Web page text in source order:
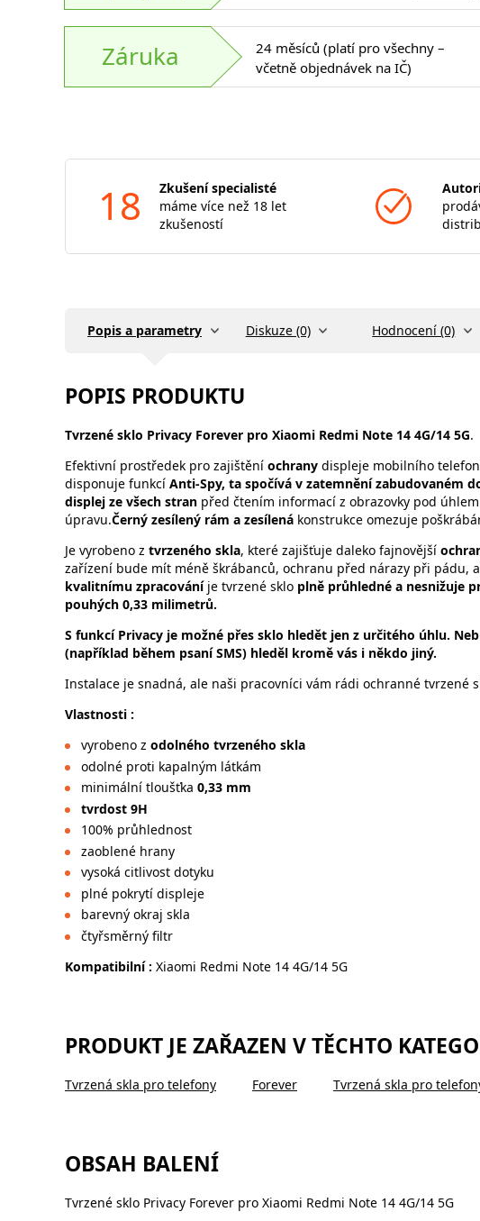
Záruka
24 měsíců (platí pro všechny –
včetně objednávek na IČ)
18
Zkušení specialisté
máme více než 18 let
zkušeností
Popis a parametry Diskuze (0) Hodnocení (0)
POPIS PRODUKTU
Tvrzené sklo Privacy Forever pro Xiaomi Redmi Note 14 4G/14 5G.
Efektivní prostředek pro zajištění ochrany displeje mobilního
disponuje funkcí Anti-Spy, ta spočívá v zatemnění zabudovaném
displej ze všech stran před čtením informací z obrazovky pod
úpravu.Černý zesílený rám a zesílená konstrukce omezuje
Je vyrobeno z tvrzeného skla, které zajišťuje daleko fajnovější
zařízení bude mít méně škrábanců, ochranu před nárazy při pádu,
kvalitnímu zpracováníje tvrzené sklo plně průhledné a nesnižuje
pouhých 0,33 milimetrů.
S funkcí Privacy je možné přes sklo hledět jen z určitého úhlu.
(například během psaní SMS) hleděl kromě vás i někdo jiný.
Instalace je snadná, ale naši pracovníci vám rádi ochranné
Vlastnosti :
vyrobeno z odolného tvrzeného skla
odolné proti kapalným látkám
minimální tloušťka 0,33 mm
tvrdost 9H
100% průhlednost
zaoblené hrany
vysoká citlivost dotyku
plné pokrytí displeje
barevný okraj skla
čtyřsměrný filtr
Kompatibilní : Xiaomi Redmi Note 14 4G/14 5G
PRODUKT JE ZAŘAZEN V TĚCHTO
Tvrzená skla pro telefony Forever Tvrzená skla pro
OBSAH BALENÍ
Tvrzené sklo Privacy Forever pro Xiaomi Redmi Note 14 4G/14 5G